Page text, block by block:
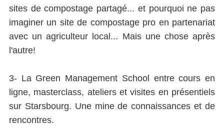
sites de compostage partagé... et pourquoi ne pas
imaginer un site de compostage pro en partenariat
avec un agriculteur local... Mais une chose après
l'autre!
3- La Green Management School entre cours en
ligne, masterclass, ateliers et visites en présentiels
sur Starsbourg. Une mine de connaissances et de
rencontres.